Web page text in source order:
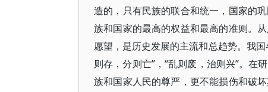
造的，只有民族的联合和统一，国家的
族和国家的最高的权益和最高的准则。
愿望，是历史发展的主流和总趋势。我
则存，分则亡”，“乱则废，治则兴”。在
族和国家人民的尊严，更不能损伤和破